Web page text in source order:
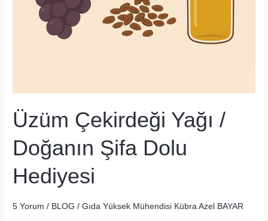
Üzüm Çekirdeği Yağı /
Doğanın Şifa Dolu
Hediyesi
5 Yorum / BLOG /Gıda Yüksek Mühendisi Kübra Azel BAYAR